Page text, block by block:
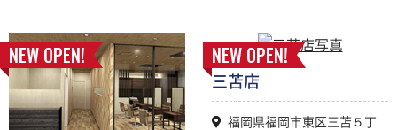
NEW OPEN! NEW OPEN!
三苫店
福岡県福岡市東区三苫５丁